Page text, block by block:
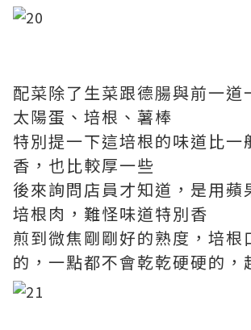
配菜除了生菜跟德腸與前一道
太陽蛋、培根、薯棒
特別提一下這培根的味道比一
香，也比較厚一些
後來詢問店員才知道，是用蘋
培根肉，難怪味道特別香
煎到微焦剛剛好的熟度，培根
的，一點都不會乾乾硬硬的，